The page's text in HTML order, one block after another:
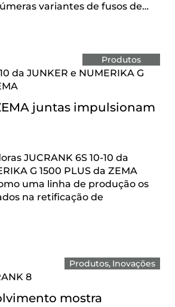
variantes de fusos de…
Produtos
da JUNKER e NUMERIKA G
juntas impulsionam
JUCRANK 6S 10-10 da
G 1500 PLUS da ZEMA
uma linha de produção os
na retificação de
Produtos Inovações
8
mostra